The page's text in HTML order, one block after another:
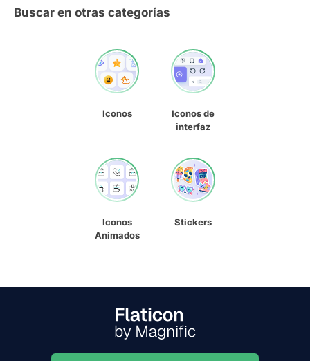
Buscar en otras categorías
Iconos
Iconos de
interfaz
Iconos
Animados
Stickers